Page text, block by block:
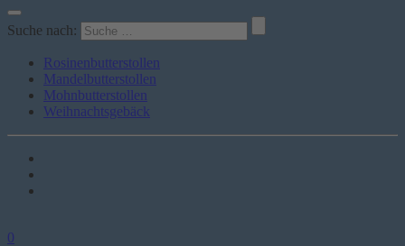
Suche nach:
Rosinenbutterstollen
Mandelbutterstollen
Mohnbutterstollen
Weihnachtsgebäck
0